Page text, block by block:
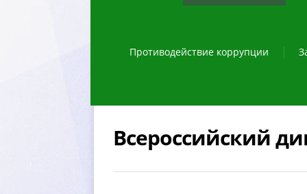
Противодействие коррупции
сероссийский